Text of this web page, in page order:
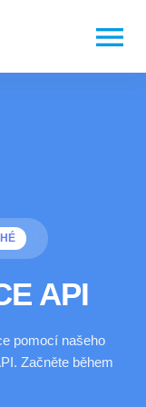
menu
API
pomocí našeho
Začněte během